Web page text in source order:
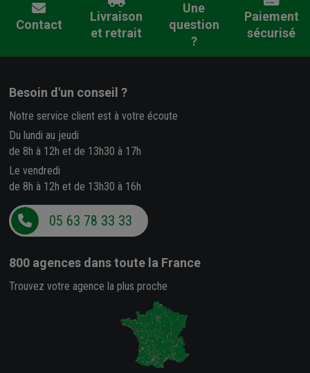
Contact
Livraison
et retrait
Une
question
?
Paiement
sécurisé
Besoin d'un conseil ?
Notre service client est à votre écoute
Du lundi au jeudi
de 8h à 12h et de 13h30 à 17h
Le vendredi
de 8h à 12h et de 13h30 à 16h
05 63 78 33 33
800 agences dans toute la France
Trouvez votre agence la plus proche